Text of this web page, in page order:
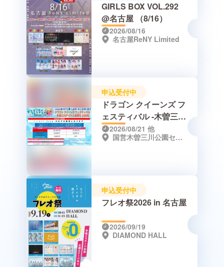
GIRLS BOX VOL.292
@名古屋 （8/16）
2026/08/16
名古屋ReNY Limited
申込受付中
ドラゴン クイーンズ フ
ェスティバル -木曽三川
アイドル夏祭り2026
2026/08/21 他
国営木曽三川公園センター（岐阜県海津市海津町油島255-3）
申込受付中
フレオ祭2026 in 名古屋
2026/09/19
DIAMOND HALL